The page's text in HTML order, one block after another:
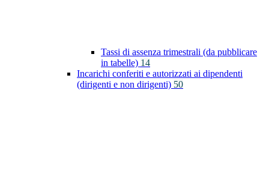
Tassi di assenza trimestrali (da pubblicare
in tabelle) 14
Incarichi conferiti e autorizzati ai dipendenti
(dirigenti e non dirigenti) 50